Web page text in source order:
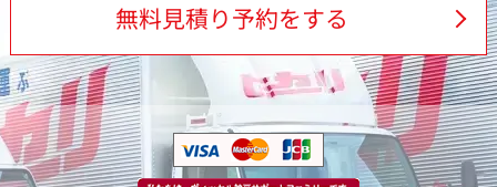
無料見積り予約をする